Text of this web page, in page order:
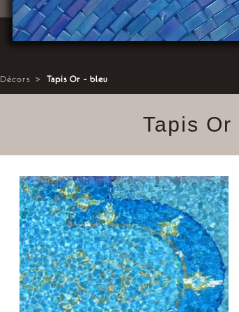
Décors > Tapis Or - bleu
Tapis Or